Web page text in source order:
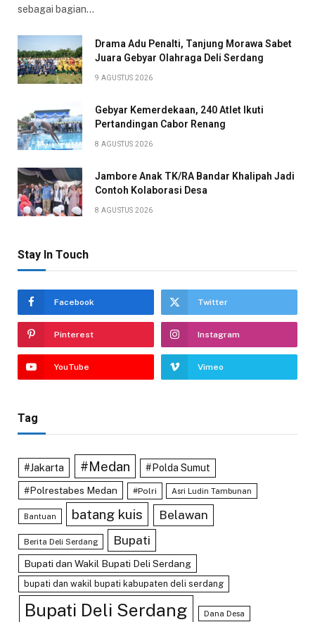
sebagai bagian…
Drama Adu Penalti, Tanjung Morawa Sabet
Juara Gebyar Olahraga Deli Serdang
9 AGUSTUS 2026
Gebyar Kemerdekaan, 240 Atlet Ikuti
Pertandingan Cabor Renang
8 AGUSTUS 2026
Jambore Anak TK/RA Bandar Khalipah Jadi
Contoh Kolaborasi Desa
8 AGUSTUS 2026
Stay In Touch
Facebook Twitter
Pinterest Instagram
YouTube Vimeo
Tag
#Jakarta #Medan
#Polda Sumut
#Polrestabes Medan
#Polri Asri Ludin Tambunan
Bantuan batang kuis Belawan
Berita Deli Serdang Bupati
Bupati dan Wakil Bupati Deli Serdang
bupati dan wakil bupati kabupaten deli serdang
Bupati Deli Serdang Dana Desa